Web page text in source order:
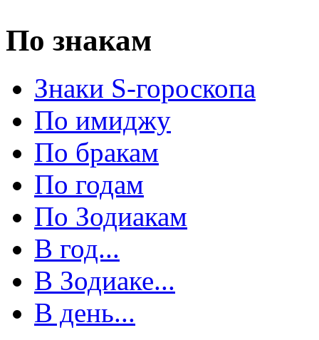
По знакам
Знаки S-гороскопа
По имиджу
По бракам
По годам
По Зодиакам
В год...
В Зодиаке...
В день...